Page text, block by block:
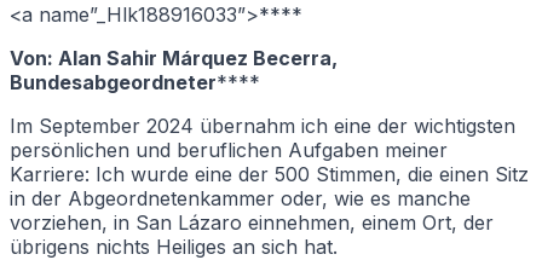
<a name”_Hlk188916033”>****
Von: Alan Sahir Márquez Becerra,
Bundesabgeordneter****
Im September 2024 übernahm ich eine der wichtigsten
persönlichen und beruflichen Aufgaben meiner
Karriere: Ich wurde eine der 500 Stimmen, die einen Sitz
in der Abgeordnetenkammer oder, wie es manche
vorziehen, in San Lázaro einnehmen, einem Ort, der
übrigens nichts Heiliges an sich hat.